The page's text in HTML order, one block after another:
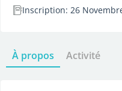
Inscription: 26
À propos Activité